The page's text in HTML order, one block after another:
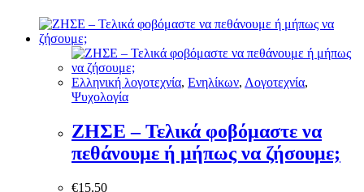
Ελληνική λογοτεχνία, Ενηλίκων, Λογοτεχνία,
Ψυχολογία
ΖΗΣΕ – Τελικά φοβόμαστε να
πεθάνουμε ή μήπως να ζήσουμε;
€15.50